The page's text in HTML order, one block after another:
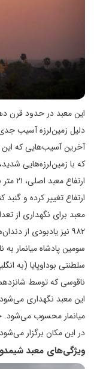
این معبد در حدود قرن
دلیل زمین‌لرزه آسیب
که با زمین‌لرزه‌هایی
ارتفاع تغییر کرده و
معبد برای نگهداری از
۹۸۲ نیز یادبودی از
ناقوسی که توسط
در این مکان برگزار
ویژگی‌های معبد شیمدو